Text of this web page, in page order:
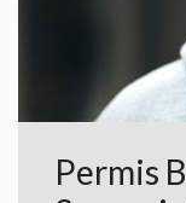
Permis